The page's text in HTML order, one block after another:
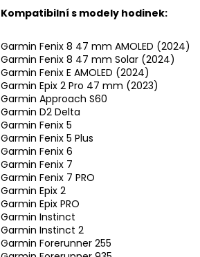
Kompatibilní s modely hodinek:
Garmin Fenix 8 47 mm AMOLED (2024)
Garmin Fenix 8 47 mm Solar (2024)
Garmin Fenix E AMOLED (2024)
Garmin Epix 2 Pro 47 mm (2023)
Garmin Approach S60
Garmin D2 Delta
Garmin Fenix 5
Garmin Fenix 5 Plus
Garmin Fenix 6
Garmin Fenix 7
Garmin Fenix 7 PRO
Garmin Epix 2
Garmin Epix PRO
Garmin Instinct
Garmin Instinct 2
Garmin Forerunner 255